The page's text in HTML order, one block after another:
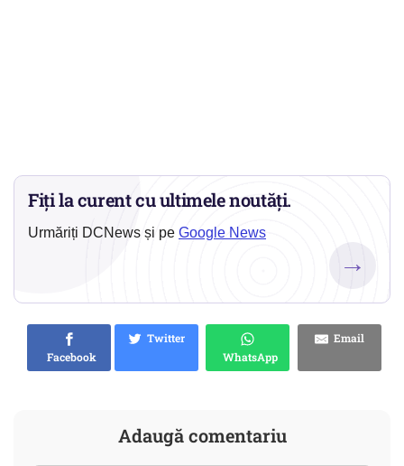
Fiți la curent cu ultimele noutăți.
Urmăriți DCNews și pe Google News
→
Facebook
Twitter
WhatsApp
Email
Adaugă comentariu